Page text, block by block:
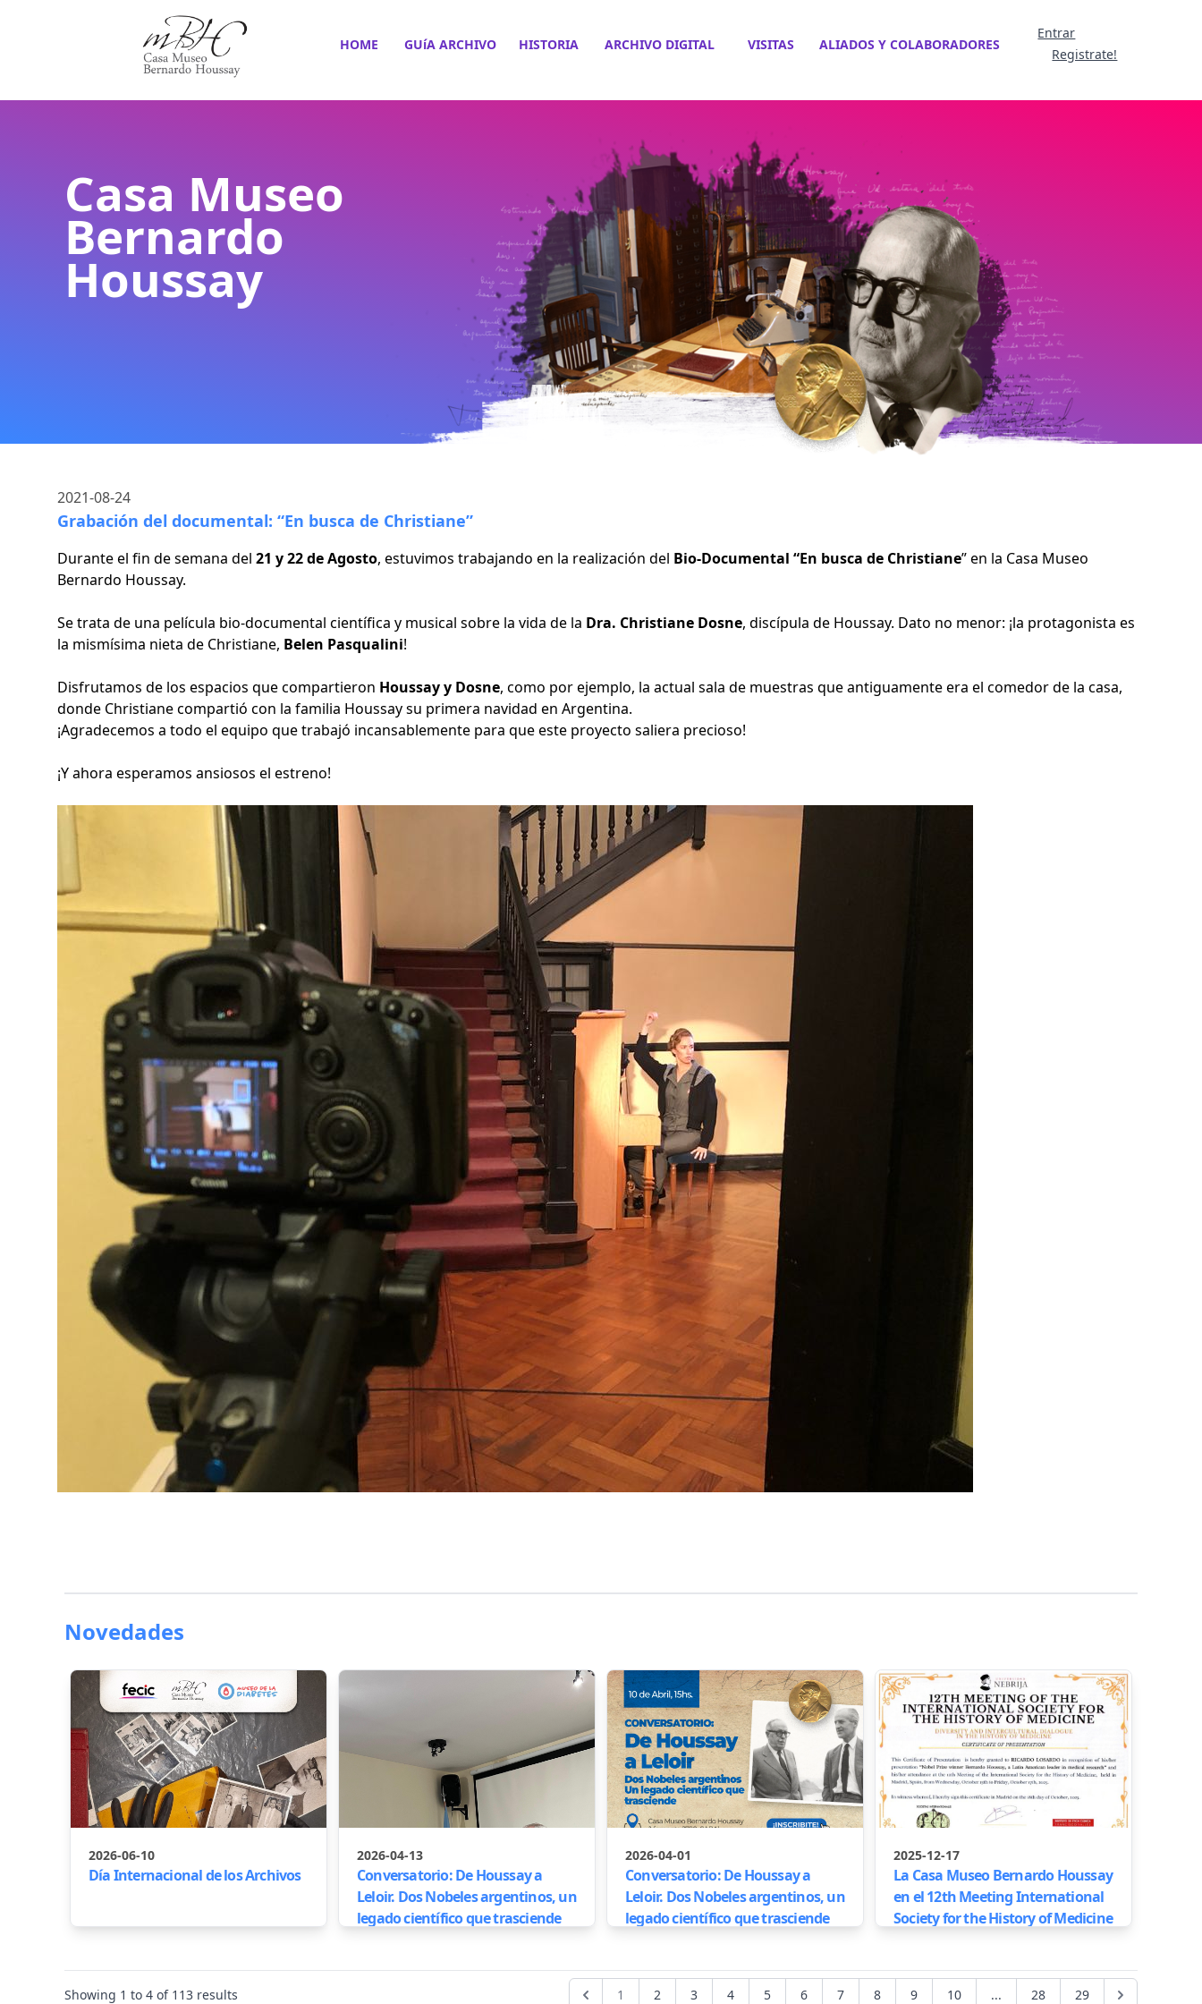
HOME GUíA ARCHIVO HISTORIA ARCHIVO DIGITAL VISITAS ALIADOS Y COLABORADORES
Entrar
Registrate!
Casa Museo
Bernardo
Houssay
2021-08-24
Grabación del documental: “En busca de Christiane”
Durante el fin de semana del 21 y 22 de Agosto, estuvimos trabajando en la realización del Bio-Documental “En busca de Christiane” en la Casa Museo
Bernardo Houssay.
Se trata de una película bio-documental científica y musical sobre la vida de la Dra. Christiane Dosne, discípula de Houssay. Dato no menor: ¡la protagonista es
la mismísima nieta de Christiane, Belen Pasqualini!
Disfrutamos de los espacios que compartieron Houssay y Dosne, como por ejemplo, la actual sala de muestras que antiguamente era el comedor de la casa,
donde Christiane compartió con la familia Houssay su primera navidad en Argentina.
¡Agradecemos a todo el equipo que trabajó incansablemente para que este proyecto saliera precioso!
¡Y ahora esperamos ansiosos el estreno!
Novedades
2026-06-10
Día Internacional de los Archivos
2026-04-13
Conversatorio: De Houssay a
Leloir. Dos Nobeles argentinos, un
legado científico que trasciende
2026-04-01
Conversatorio: De Houssay a
Leloir. Dos Nobeles argentinos, un
legado científico que trasciende
2025-12-17
La Casa Museo Bernardo Houssay
en el 12th Meeting International
Society for the History of Medicine
Showing 1 to 4 of 113 results 1 2 3 4 5 6 7 8 9 10 ... 28 29